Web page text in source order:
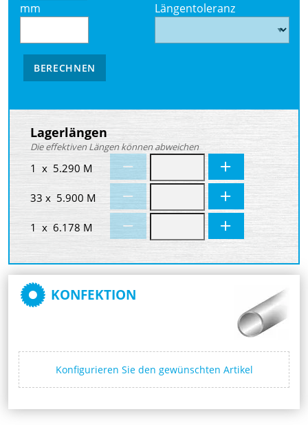
mm
Längentoleranz
BERECHNEN
Lagerlängen
Die effektiven Längen können abweichen
1 x 5.290 M
33 x 5.900 M
1 x 6.178 M
KONFEKTION
Konfigurieren Sie den gewünschten Artikel